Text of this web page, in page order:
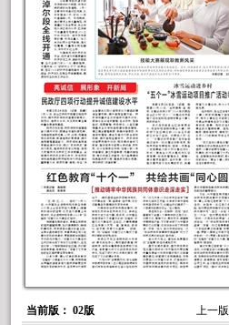
当前版： 02版 上一版